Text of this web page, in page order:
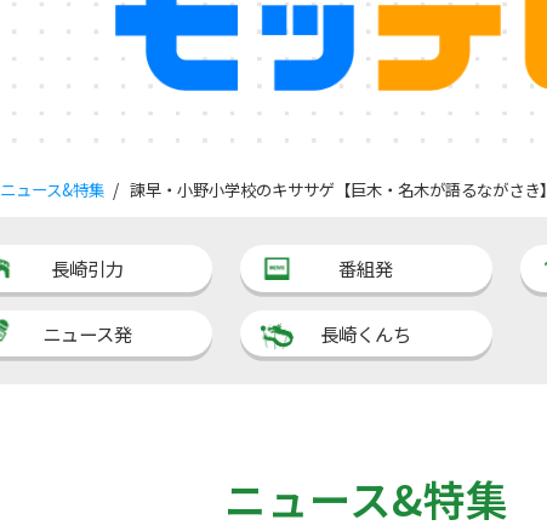
ニュース&特集 諫早・小野小学校のキササゲ【巨木・名木が語るながさき】
長崎引力 番組発
ニュース発 長崎くんち
ニュース&特集